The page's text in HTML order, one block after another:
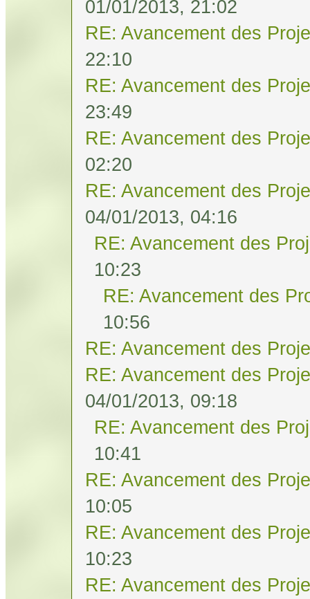
01/01/2013, 21:02
RE: Avancement des
22:10
RE: Avancement des
23:49
RE: Avancement des
02:20
RE: Avancement des
04/01/2013, 04:16
RE: Avancement des
10:23
RE: Avancement des
10:56
RE: Avancement des
RE: Avancement des
04/01/2013, 09:18
RE: Avancement des
10:41
RE: Avancement des
10:05
RE: Avancement des
10:23
RE: Avancement des